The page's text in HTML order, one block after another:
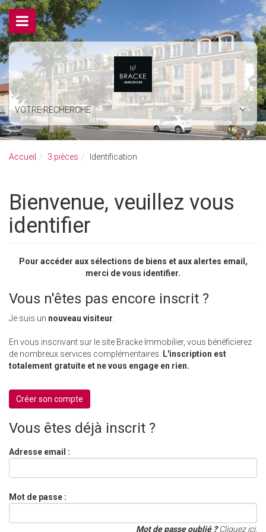
VOTRE RECHERCHE
Accueil 3 pièces Identification
Bienvenue, veuillez vous
identifier
Pour accéder aux sélections de biens et aux alertes email,
merci de vous identifier.
Vous n'êtes pas encore inscrit ?
Je suis un nouveau visiteur
En vous inscrivant sur le site Bracke Immobilier, vous bénéficierez
de nombreux services complémentaires.
L'inscription est
totalement gratuite et ne vous engage en rien.
Créer son compte
Vous êtes déjà inscrit ?
Adresse email :
Mot de passe :
Mot de passe oublié ?Cliquez ici.